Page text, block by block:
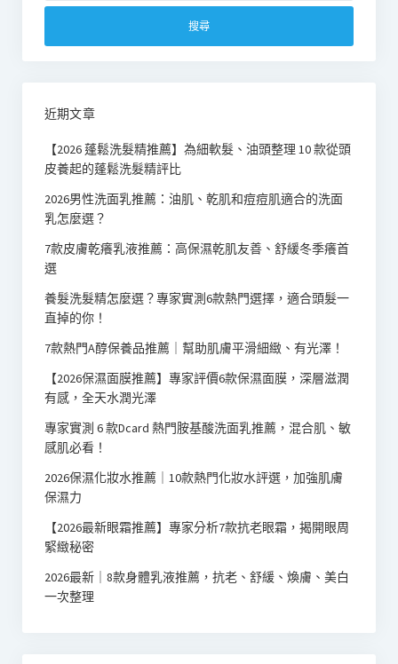
關
字:
近期文章
【2026 蓬鬆洗髮精推薦】為細軟髮、油頭整理 10 款從頭
皮養起的蓬鬆洗髮精評比
2026男性洗面乳推薦：油肌、乾肌和痘痘肌適合的洗面
乳怎麼選？
7款皮膚乾癢乳液推薦：高保濕乾肌友善、舒緩冬季癢首
選
養髮洗髮精怎麼選？專家實測6款熱門選擇，適合頭髮一
直掉的你！
7款熱門A醇保養品推薦｜幫助肌膚平滑細緻、有光澤！
【2026保濕面膜推薦】專家評價6款保濕面膜，深層滋潤
有感，全天水潤光澤
專家實測 6 款Dcard 熱門胺基酸洗面乳推薦，混合肌、敏
感肌必看！
2026保濕化妝水推薦｜10款熱門化妝水評選，加強肌膚
保濕力
【2026最新眼霜推薦】專家分析7款抗老眼霜，揭開眼周
緊緻秘密
2026最新｜8款身體乳液推薦，抗老、舒緩、煥膚、美白
一次整理